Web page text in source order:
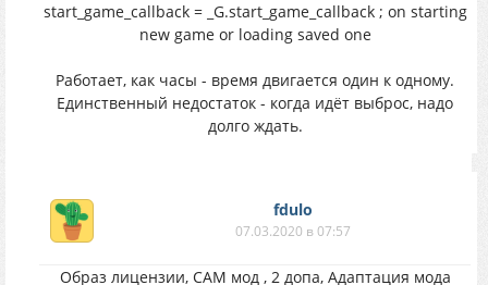
start_game_callback = _G.start_game_callback ; on starting
new game or loading saved one
Работает, как часы - время двигается один к одному.
Единственный недостаток - когда идёт выброс, надо
долго ждать.
fdulo
07.03.2020 в 07:57
Образ лицензии, САМ мод , 2 допа, Адаптация мода